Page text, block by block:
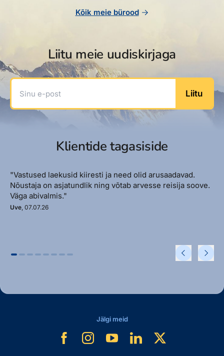
Kõik meie bürood
Liitu meie uudiskirjaga
Sinu e-post
Liitu
Klientide tagasiside
"Vastused laekusid kiiresti ja need olid arusaadavad.
Nõustaja on asjatundlik ning võtab arvesse reisija soove.
Väga abivalmis."
Uve, 07.07.26
Jälgi meid